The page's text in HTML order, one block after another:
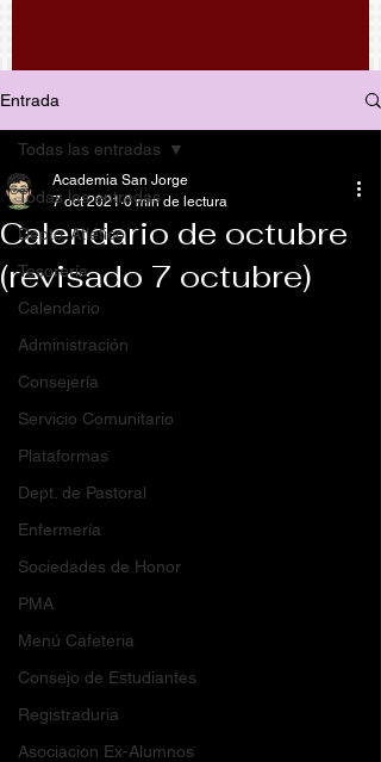
Entrada
Todas las entradas
Depto. Atlético
Tesorería
Calendario
Administración
Consejería
Servicio Comunitario
Plataformas
Dept. de Pastoral
Enfermería
Sociedades de Honor
PMA
Menú Cafeteria
Consejo de Estudiantes
Registraduria
Asociacion Ex-Alumnos
Todas las entradas
Calendario de octubre
(revisado 7 octubre)
Academia San Jorge
7 oct 2021 0 min de lectura